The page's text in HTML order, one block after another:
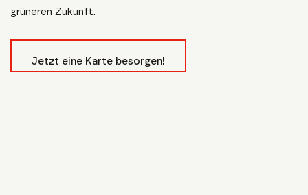
grüneren Zukunft.
Jetzt eine Karte besorgen!